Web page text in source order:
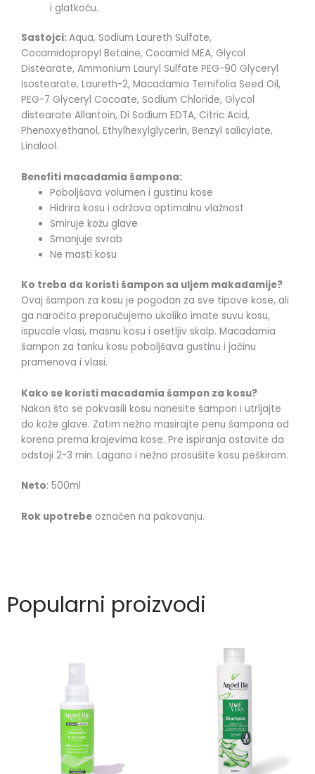
i glatkoću.
Sastojci:Aqua, Sodium Laureth Sulfate,
Cocamidopropyl Betaine, Cocamid MEA, Glycol
Distearate, Ammonium Lauryl Sulfate PEG-90 Glyceryl
Isostearate, Laureth-2, Macadamia Ternifolia Seed Oil,
PEG-7 Glyceryl Cocoate, Sodium Chloride, Glycol
distearate Allantoin, Di Sodium EDTA, Citric Acid,
Phenoxyethanol, Ethylhexylglycerin, Benzyl salicylate,
Linalool.
Benefiti macadamia šampona:
Poboljšava volumen i gustinu kose
Hidrira kosu i održava optimalnu vlažnost
Smiruje kožu glave
Smanjuje svrab
Ne masti kosu
Ko treba da koristi šampon sa uljem makadamije?
Ovaj šampon za kosu je pogodan za sve tipove kose, ali
ga naročito preporučujemo ukoliko imate suvu kosu,
ispucale vlasi, masnu kosu i osetljiv skalp. Macadamia
šampon za tanku kosu poboljšava gustinu i jačinu
pramenova i vlasi.
Kako se koristi macadamia šampon za kosu?
Nakon što se pokvasili kosu nanesite šampon i utrljajte
do kože glave. Zatim nežno masirajte penu šampona od
korena prema krajevima kose. Pre ispiranja ostavite da
odstoji 2-3 min. Lagano i nežno prosušite kosu peškirom.
Neto: 500ml
Rok upotrebe označen na pakovanju.
Popularni proizvodi